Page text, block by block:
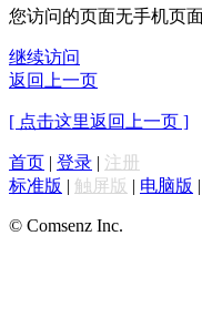
您访问的页面无手机页
继续访问
返回上一页
[ 点击这里返回上一页 ]
首页 | 登录 | 注册
标准版 | 触屏版 | 电脑版 |
© Comsenz Inc.